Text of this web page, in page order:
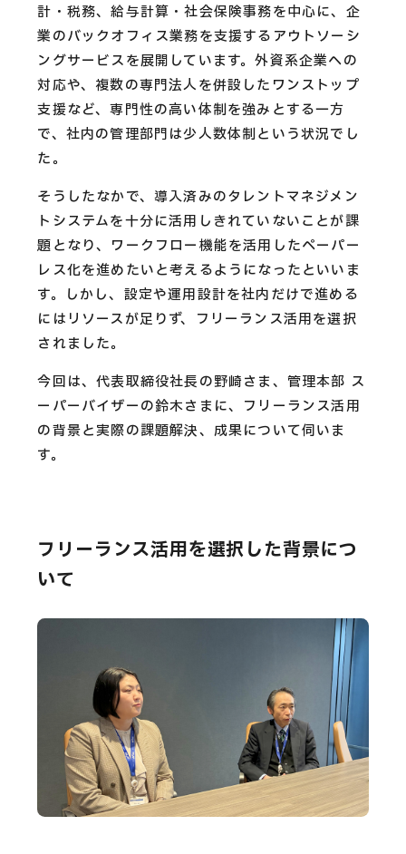
計・税務、給与計算・社会保険事務を中心に、企
業のバックオフィス業務を支援するアウトソーシ
ングサービスを展開しています。外資系企業への
対応や、複数の専門法人を併設したワンストップ
支援など、専門性の高い体制を強みとする一方
で、社内の管理部門は少人数体制という状況でし
た。
そうしたなかで、導入済みのタレントマネジメン
トシステムを十分に活用しきれていないことが課
題となり、ワークフロー機能を活用したペーパー
レス化を進めたいと考えるようになったといいま
す。しかし、設定や運用設計を社内だけで進める
にはリソースが足りず、フリーランス活用を選択
されました。
今回は、代表取締役社長の野崎さま、管理本部 ス
ーパーバイザーの鈴木さまに、フリーランス活用
の背景と実際の課題解決、成果について伺いま
す。
フリーランス活用を選択した背景につ
いて